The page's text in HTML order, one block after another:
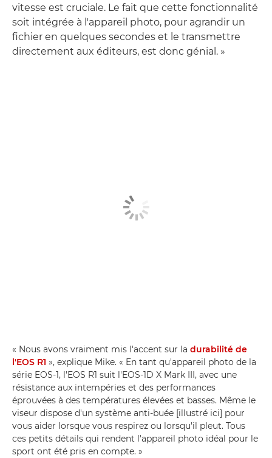
vitesse est cruciale. Le fait que cette fonctionnalité
soit intégrée à l'appareil photo, pour agrandir un
fichier en quelques secondes et le transmettre
directement aux éditeurs, est donc génial. »
« Nous avons vraiment mis l'accent sur la durabilité de
l'EOS R1 », explique Mike. « En tant qu'appareil photo de la
série EOS-1, l'EOS R1 suit l'EOS-1D X Mark III, avec une
résistance aux intempéries et des performances
éprouvées à des températures élevées et basses. Même le
viseur dispose d'un système anti-buée [illustré ici] pour
vous aider lorsque vous respirez ou lorsqu'il pleut. Tous
ces petits détails qui rendent l'appareil photo idéal pour le
sport ont été pris en compte. »